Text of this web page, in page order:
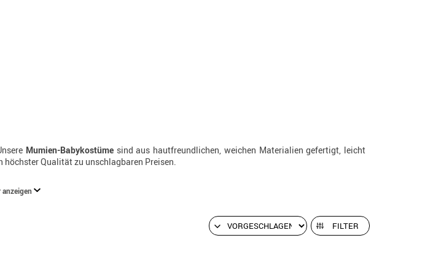
Mumien-Babykostümesind aus hautfreundlichen, weichen Materialien gefertigt, leicht
höchster Qualität zu unschlagbaren Preisen.
anzeigen
FILTER